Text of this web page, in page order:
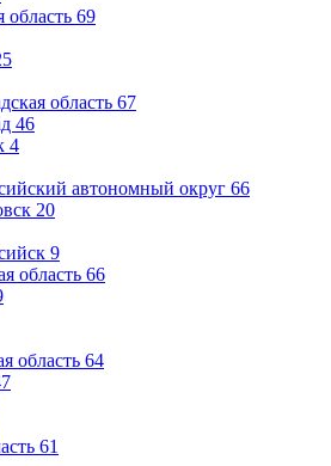
область 69
область 67
46
4
автономный округ 66
20
9
область 66
область 64
61